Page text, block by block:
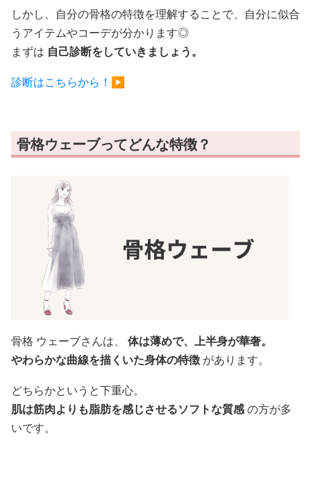
しかし、自分の骨格の特徴を理解することで、自分に似合
うアイテムやコーデが分かります◎
まずは 自己診断をしていきましょう。
診断はこちらから！▶︎
骨格ウェーブってどんな特徴？
骨格 ウェーブさんは、 体は薄めで、上半身が華奢。
やわらかな曲線を描くいた身体の特徴 があります。
どちらかというと下重心。
肌は筋肉よりも脂肪を感じさせるソフトな質感の方が多
いです。